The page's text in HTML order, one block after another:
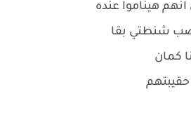
هيناموا عنده
شنطتي بقا
كمان
حقيبتهم